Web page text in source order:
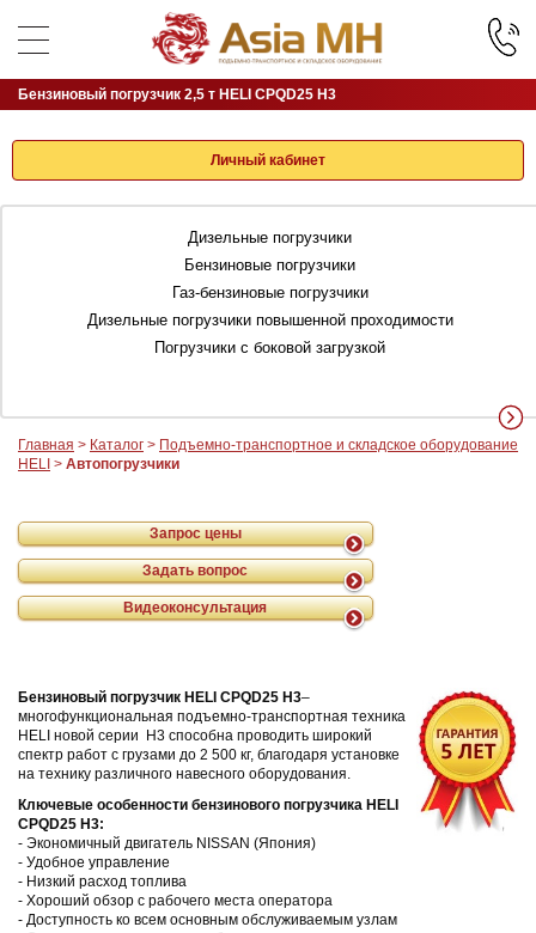
Личный кабинет
Дизельные погрузчики
Бензиновые погрузчики
Газ-бензиновые погрузчики
Дизельные погрузчики повышенной проходимости
Погрузчики с боковой загрузкой
Главная > Каталог > Подъемно-транспортное и складское оборудование
HELI > Автопогрузчики
Бензиновый погрузчик 2,5 т HELI CPQD25 H3
Запрос цены
Задать вопрос
Видеоконсультация
Бензиновый погрузчик HELI CPQD25 H3–
многофункциональная подъемно-транспортная техника
HELI новой серии H3 способна проводить широкий
спектр работ с грузами до 2 500 кг, благодаря установке
на технику различного навесного оборудования.
Ключевые особенности бензинового погрузчика HELI
CPQD25 H3:
- Экономичный двигатель NISSAN (Япония)
- Удобное управление
- Низкий расход топлива
- Хороший обзор с рабочего места оператора
- Доступность ко всем основным обслуживаемым узлам